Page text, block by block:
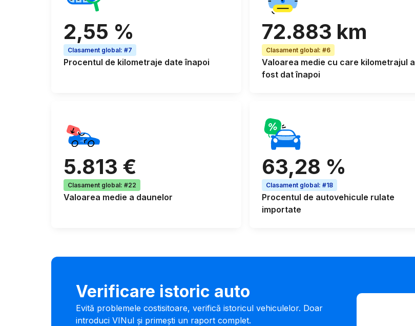
2,55 %
Clasament global: #7
Procentul de kilometraje date înapoi
72.883 km
Clasament global: #6
Valoarea medie cu care kilometrajul a
fost dat înapoi
5.813 €
Clasament global: #22
Valoarea medie a daunelor
63,28 %
Clasament global: #18
Procentul de autovehicule rulate
importate
Verificare istoric auto
Evită problemele costisitoare, verifică istoricul vehiculelor. Doar
introduci VINul și primești un raport complet.
Introdu VIN